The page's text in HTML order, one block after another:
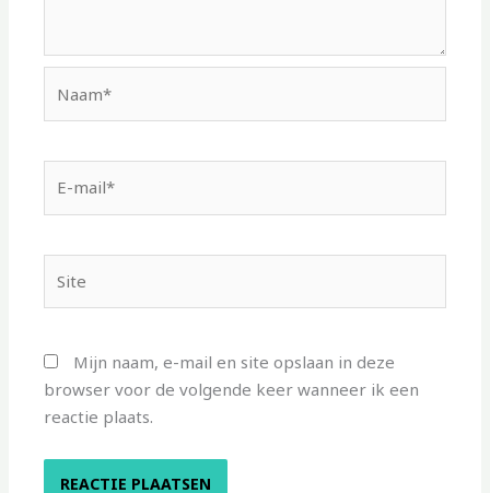
mail*
Mijn naam, e-mail en site opslaan in deze
browser voor de volgende keer wanneer ik een
reactie plaats.